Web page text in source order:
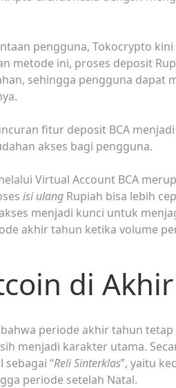
pengguna, Tokocrypto
metode ini, proses deposit
sehingga pengguna dapat
fitur deposit BCA
akses bagi pengguna.
Virtual Account BCA
isi ulang Rupiah bisa lebih
menjadi kunci untuk
akhir tahun ketika volume
di
periode akhir tahun
menjadi karakter utama.
sebagai “Reli Sinterklas”, yaitu
periode setelah Natal.